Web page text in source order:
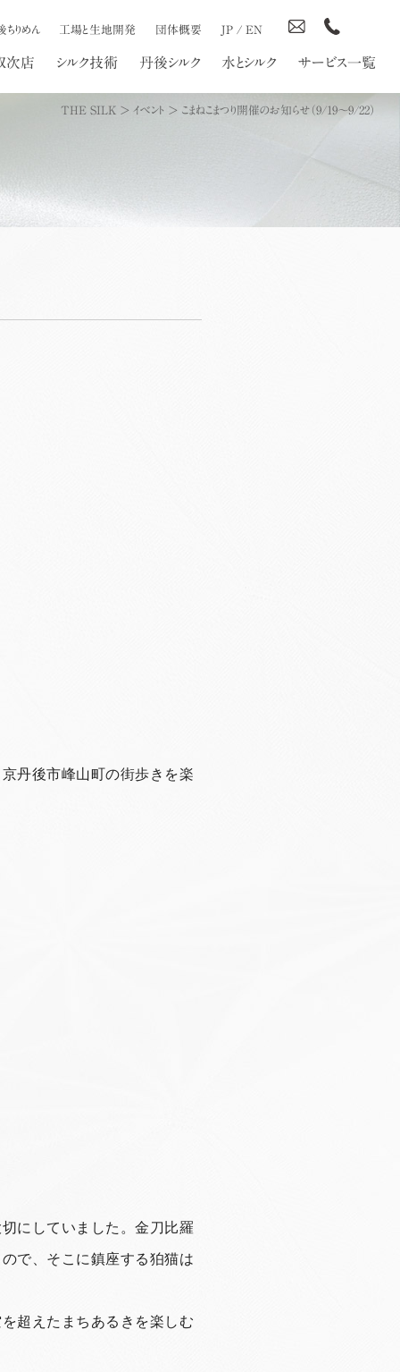
ちりめん 工場と生地開発 団体概要 JP /EN
次店 シルク技術 丹後シルク 水とシルク サービス一覧
THE SILK >イベント > こまねこまつり開催のお知らせ（9/19～9/22）
丹後市峰山町の街歩きを楽
にしていました。金刀比羅
で、そこに鎮座する狛猫は
超えたまちあるきを楽しむ